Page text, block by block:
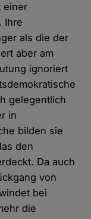
einer
Ihre
als die der
aber am
ignoriert
gelegentlich
in
bilden sie
den
Da auch
von
bei
die